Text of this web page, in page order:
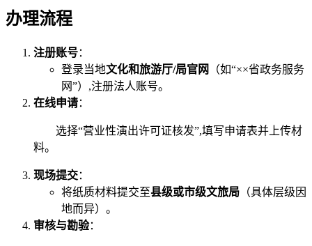
办理流程
注册账号：
登录当地文化和旅游厅/局官网
（如“××省政务服务
网”）,注册法人账号。
在线申请：
选择“营业性演出许可证核发”,填写申请表并上传材
料。
现场提交：
将纸质材料提交至县级或市级文旅局 （具体层级因
地而异）。
审核与勘验：